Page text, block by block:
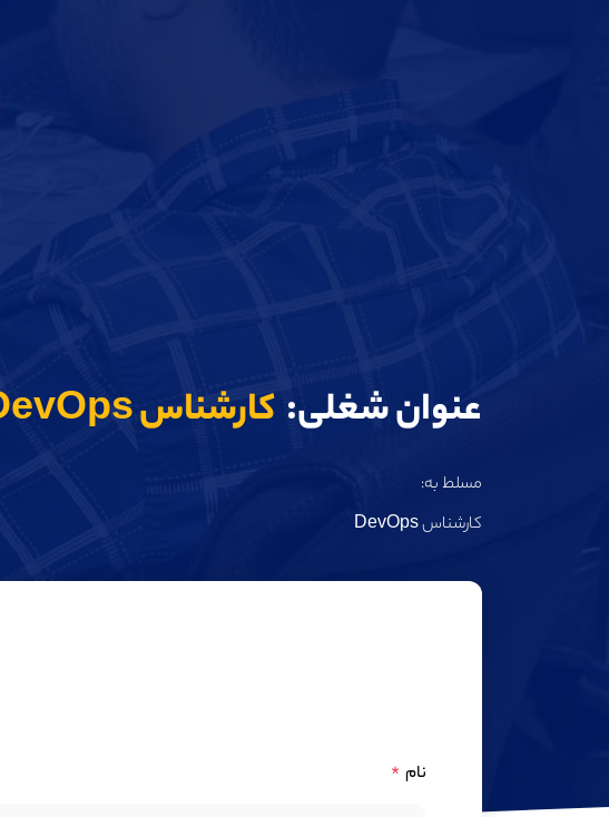
عنوان شغلی: کارشناس DevOps
مسلط به:
کارشناس DevOps
نام